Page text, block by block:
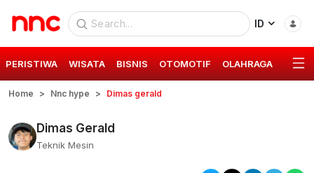
ID
PERISTIWA WISATA BISNIS OTOMOTIF OLAHRAGA GAYA
Home Nnc hype Dimas gerald
Dimas Gerald
Teknik Mesin